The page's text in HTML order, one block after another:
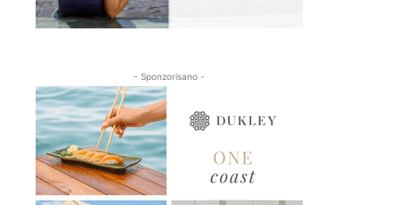
- Sponzorisano -